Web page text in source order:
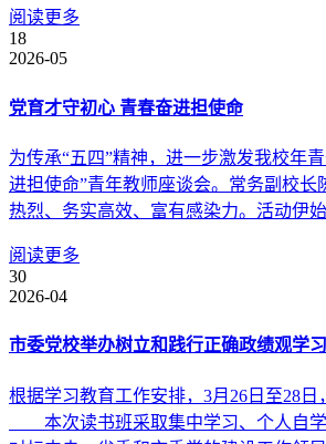
阅读更多
18
2026-05
党育才守初心 青春奋进担使命
为传承“五四”精神，进一步激发我校年
进担使命”青年教师座谈会。常务副校
热烈、务实高效、富有感染力。活动伊始
阅读更多
30
2026-04
市委党校举办树立和践行正确政绩观学
根据学习教育工作安排，3月26日至28
本次读书班采取集中学习、个人自学